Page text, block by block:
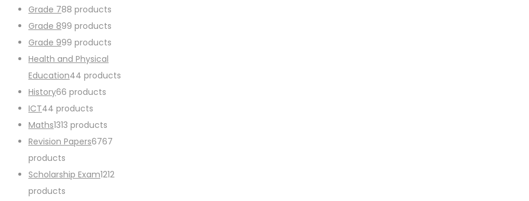
Grade 788 products
Grade 899 products
Grade 999 products
Health and Physical
Education44 products
History66 products
ICT44 products
Maths1313 products
Revision Papers6767
products
Scholarship Exam1212
products